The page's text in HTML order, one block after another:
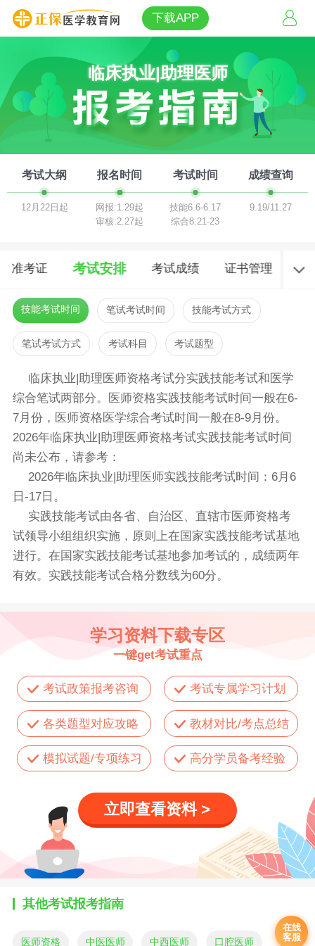
下载APP
临床执业|助理医师
考试大纲
12月22日起
报名时间
网报:1.29起
审核:2.27起
考试时间
技能6.6-6.17
综合8.21-23
成绩查询
9.19/11.27
准考证 考试安排 考试成绩 证书管理 报
技能考试时间 笔试考试时间 技能考试方式
笔试考试方式 考试科目 考试题型
临床执业|助理医师资格考试分实践技能考试和医学
综合笔试两部分。医师资格实践技能考试时间一般在6-
7月份，医师资格医学综合考试时间一般在8-9月份。
2026年临床执业|助理医师资格考试实践技能考试时间
尚未公布，请参考：
2026年临床执业|助理医师实践技能考试时间：6月6
日-17日。
实践技能考试由各省、自治区、直辖市医师资格考
试领导小组组织实施，原则上在国家实践技能考试基地
进行。在国家实践技能考试基地参加考试的，成绩两年
有效。实践技能考试合格分数线为60分。
学习资料下载专区
一键get考试重点
考试政策报考咨询 考试专属学习计划
各类题型对应攻略 教材对比/考点总结
模拟试题/专项练习 高分学员备考经验
立即查看资料 >
其他考试报考指南
医师资格 中医医师 中西医师 口腔医师
在线
客服